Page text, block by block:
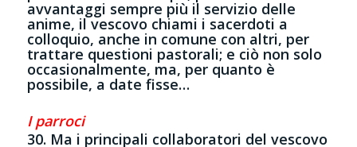
avvantaggi sempre più il servizio delle
anime, il vescovo chiami i sacerdoti a
colloquio, anche in comune con altri, per
trattare questioni pastorali; e ciò non solo
occasionalmente, ma, per quanto è
possibile, a date fisse…
I parroci
30. Ma i principali collaboratori del vescovo